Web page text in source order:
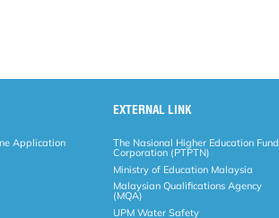
Application
EXTERNAL LINK
The Nasional Higher Education Fund
Corporation (PTPTN)
Ministry of Education Malaysia
Malaysian Qualifications Agency
(MQA)
UPM Water Safety